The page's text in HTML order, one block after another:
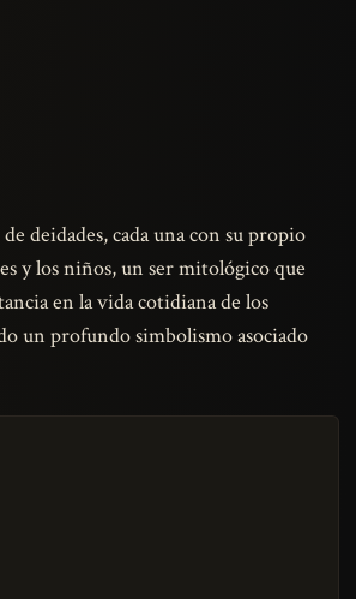
deidades, cada una con su propio
y los niños, un ser mitológico que
en la vida cotidiana de los
un profundo simbolismo asociado